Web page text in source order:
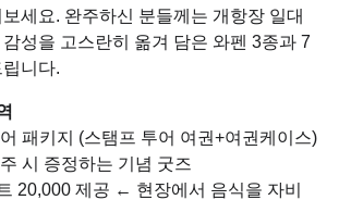
세요. 완주하신 분들께는 개항장 일대
성을 고스란히 옮겨 담은 와펜 3종과 7
니다.
패키지 (스탬프 투어 여권+여권케이스)
시 증정하는 기념 굿즈
20,000 제공 ← 현장에서 음식을 자비